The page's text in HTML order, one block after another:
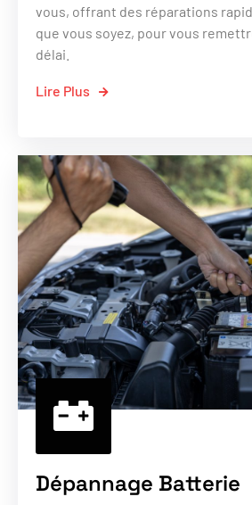
vous, offrant des réparations
que vous soyez, pour vous
délai.
Lire Plus
Dépannage Batterie